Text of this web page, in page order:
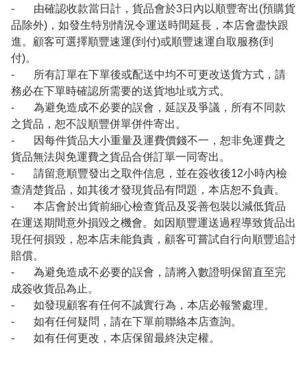
- 由確認收款當日計，貨品會於3日內以順豐寄出(預購貨
品除外)，如發生特別情況令運送時間延長，本店會盡快跟
進。顧客可選擇順豐速運(到付)或順豐速運自取服務(到
付)。
- 所有訂單在下單後或配送中均不可更改送貨方式，請
務必在下單時確認所需要的送貨地址或方式。
- 為避免造成不必要的誤會，延誤及爭議，所有不同款
之貨品，恕不設順豐併單併件寄出。
- 因每件貨品大小重量及運費價錢不一，恕非免運費之
貨品無法與免運費之貨品合併訂單一同寄出。
- 請留意順豐發出之取件信息，並在簽收後12小時內檢
查清楚貨品，如其後才發現貨品有問題，本店恕不負責。
- 本店會於出貨前細心檢查貨品及妥善包裝以減低貨品
在運送期間意外損毀之機會。如因順豐運送過程導致貨品出
現任何損毀，恕本店未能負責，顧客可嘗試自行向順豐追討
賠償。
- 為避免造成不必要的誤會，請將入數證明保留直至完
成簽收貨品為止。
- 如發現顧客有任何不誠實行為，本店必報警處理。
- 如有任何疑問，請在下單前聯絡本店查詢。
- 如有任何更改，本店保留最終決定權。